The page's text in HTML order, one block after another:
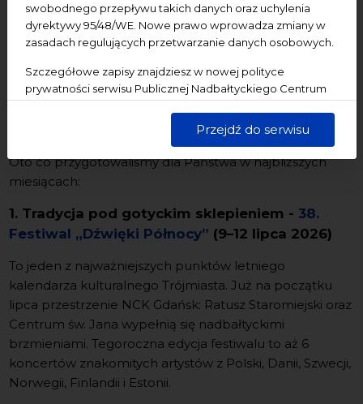
swobodnego przepływu takich danych oraz uchylenia
dyrektywy 95/48/WE. Nowe prawo wprowadza zmiany w
zasadach regulujących przetwarzanie danych osobowych.
Szczegółowe zapisy znajdziesz w nowej polityce
prywatności serwisu Publicznej Nadbałtyckiego Centrum
dane są przetwarzane w sposób bezpieczny, z należytą
starannością i zgodnie z obowiązującymi przepisami.
Przejdź do serwisu
W dobie wszechobecnego przebodźcowania i
wielkomiejskiego hałasu zachęcamy, by wspólnie
odkryć fascynujący świat audio. Od tradycyjnych pieśni
regionu Morza Bałtyckiego, przez nowoczesne
instalacje dźwiękowe, aż po głęboką refleksję nad
naszym audialnym dobrostanem – program
„Dźwiękowego lata” zapowiada się niezwykle bogato.
Oto co przygotowaliśmy dla Państwa w najbliższych
miesiącach:
1. Tradycja pod gotyckim sklepieniem - 38.
Festiwal „Dźwięki Północy” (9–12 lipca 2026)
To jeden z najważniejszych punktów letniego
kalendarza kulturalnego Trójmiasta. Już na początku
lipca przestrzenie NCK Gdańsk: Ratusz Staromiejski oraz
Centrum św. Jana wypełnią się nadbałtyckimi
brzmieniami. Tegoroczna edycja festiwalu to aż 6
koncertów znakomitych artystów z Polski, Danii, Szwecji,
Norwegii, Finlandii i Estonii.